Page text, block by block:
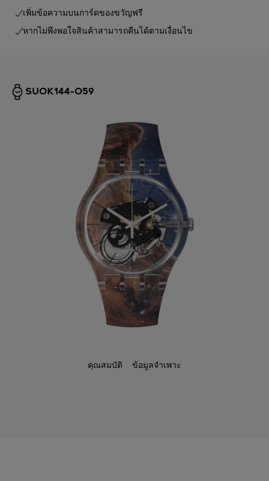
เพิ่มข้อความบนการ์ดของขวัญฟรี
หากไม่พึงพอใจสินค้าสามารถคืนได้ตามเงื่อนไข
SUOK144-059
คุณสมบัติ ข้อมูลจำเพาะ